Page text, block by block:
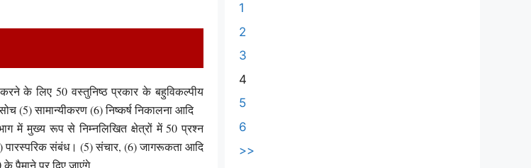
के लिए 50 वस्तुनिष्ठ प्रकार के बहुविकल्पीय
(5) सामान्यीकरण (6) निष्कर्ष निकालना आदि
में मुख्य रूप से निम्नलिखित क्षेत्रों में 50 प्रश्न
पारस्परिक संबंध। (5) संचार, (6) जागरूकता आदि
पैमाने पर दिए जाएंगे
1
2
3
4
5
6
>>